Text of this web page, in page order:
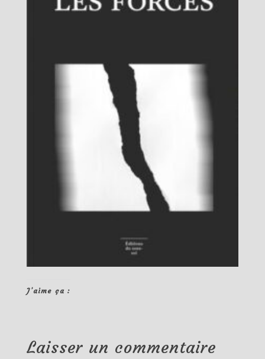
J’aime ça :
Laisser un commentaire